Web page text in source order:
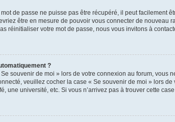
de passe ne puisse pas être récupéré, il peut facilement
être en mesure de pouvoir vous connecter de nouveau
réinitialiser votre mot de passe, nous vous invitons à
?
souvenir de moi » lors de votre connexion au forum,
veuillez cocher la case « Se souvenir de moi » lors
une université, etc. Si vous n’arrivez pas à trouver cette